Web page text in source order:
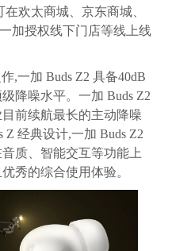
欢太商城、京东商城、
加授权线下门店等线上线
,一加 Buds Z2 具备40dB
降噪水平。一加 Buds Z2
前续航最长的主动降噪
经典设计,一加 Buds Z2
质、智能交互等功能上
秀的综合使用体验。